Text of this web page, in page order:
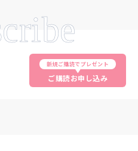
新規ご購読でプレゼント
ご購読お申し込み